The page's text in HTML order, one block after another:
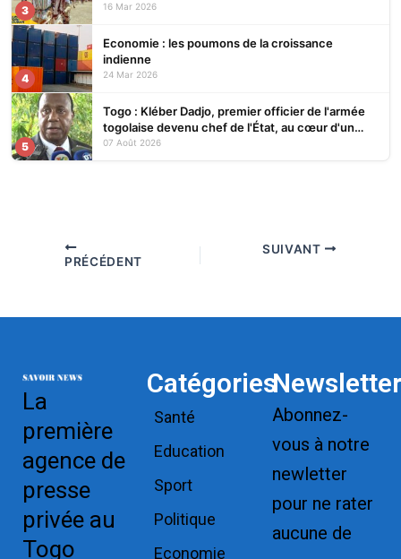
3 16 Mar 2026
4
Economie : les poumons de la croissance
indienne
24 Mar 2026
5
Togo : Kléber Dadjo, premier officier de l'armée
togolaise devenu chef de l'État, au cœur d'un
ouvrage
07 Août 2026
PRÉCÉDENT
SUIVANT
La
première
agence de
presse
privée au
Togo
Catégories
Santé
Education
Sport
Politique
Economie
Newsletter
Abonnez-
vous à notre
newletter
pour ne rater
aucune de